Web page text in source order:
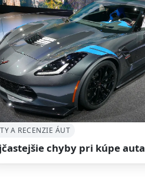
A RECENZIE ÁUT
chyby pri kúpe auta